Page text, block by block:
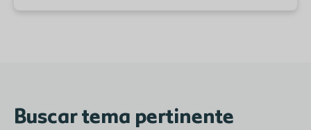
Buscar tema pertinente